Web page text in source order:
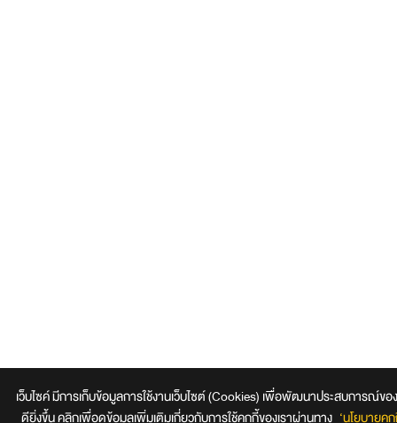
เว็บไซค์ มีการเก็บข้อมูลการใช้งานเว็บไซต์ (Cookies) เพื่อพัฒนาประสบการณ์ขอ
ดียิ่งขึ้น คลิกเพื่อดูข้อมูลเพิ่มเติมเกี่ยวกับการใช้คุกกี้ของเราผ่านทาง ‘นโยบายคุ